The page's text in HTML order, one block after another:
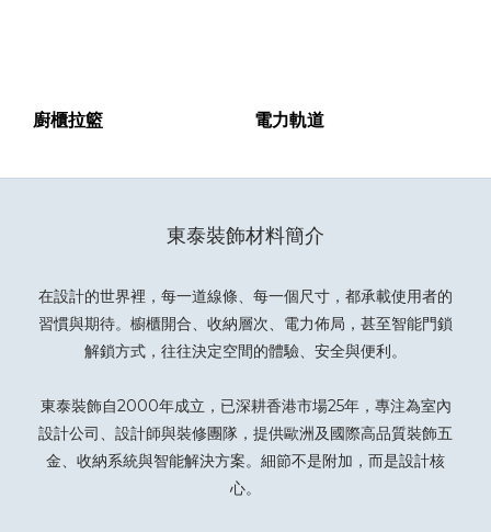
廚櫃拉籃 電力軌道
東泰裝飾材料簡介
在設計的世界裡，每一道線條、每一個尺寸，都承載使用者的
習慣與期待。櫥櫃開合、收納層次、電力佈局，甚至智能門鎖
解鎖方式，往往決定空間的體驗、安全與便利。
東泰裝飾自2000年成立，已深耕香港市場25年，專注為室內
設計公司、設計師與裝修團隊，提供歐洲及國際高品質裝飾五
金、收納系統與智能解決方案。細節不是附加，而是設計核
心。